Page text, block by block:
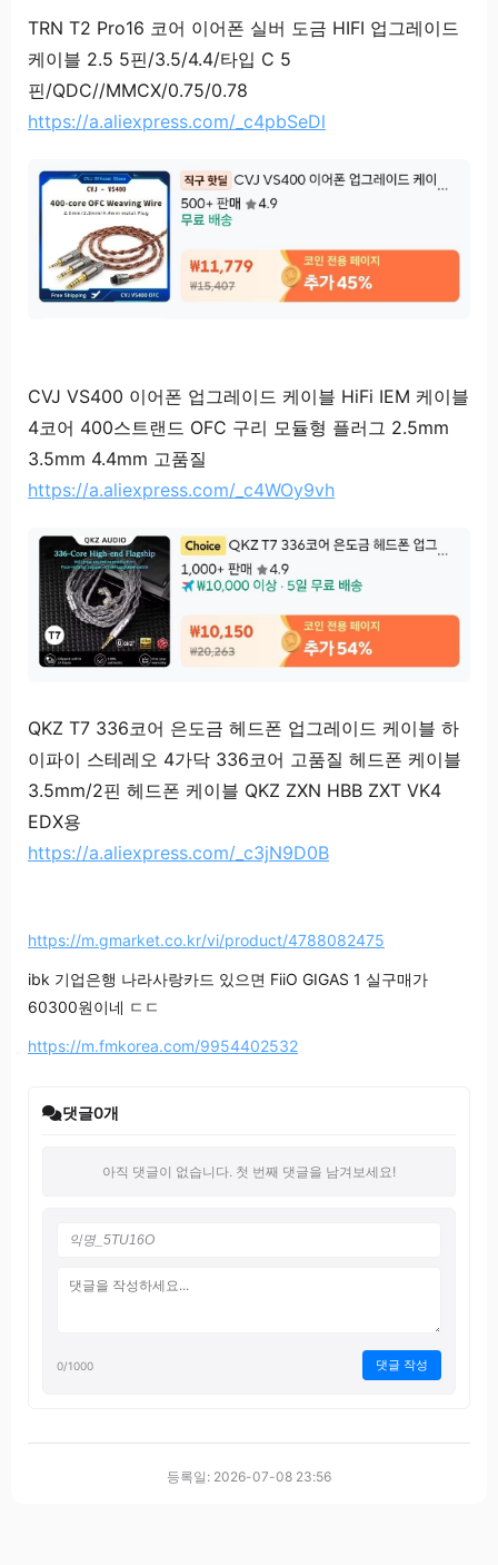
TRN T2 Pro16 코어 이어폰 실버 도금 HIFI 업그레이드
케이블 2.5 5핀/3.5/4.4/타입 C 5
핀/QDC//MMCX/0.75/0.78
https://a.aliexpress.com/_c4pbSeDl
CVJ VS400 이어폰 업그레이드 케이블 HiFi IEM 케이블
4코어 400스트랜드 OFC 구리 모듈형 플러그 2.5mm
3.5mm 4.4mm 고품질
https://a.aliexpress.com/_c4WOy9vh
QKZ T7 336코어 은도금 헤드폰 업그레이드 케이블 하
이파이 스테레오 4가닥 336코어 고품질 헤드폰 케이블
3.5mm/2핀 헤드폰 케이블 QKZ ZXN HBB ZXT VK4
EDX용
https://a.aliexpress.com/_c3jN9D0B
https://m.gmarket.co.kr/vi/product/4788082475
ibk 기업은행 나라사랑카드 있으면 FiiO GIGAS 1 실구매가
60300원이네 ㄷㄷ
https://m.fmkorea.com/9954402532
댓글0개
아직 댓글이 없습니다. 첫 번째 댓글을 남겨보세요!
0/1000 댓글 작성
등록일: 2026-07-08 23:56